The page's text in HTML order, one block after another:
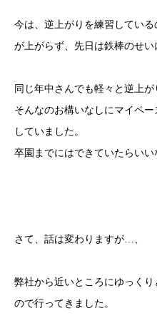
今は、逆上がりを練習してい
が上がらず、先日は鉄棒のせ
同じ年中さんでも軽々と逆上
そんなのお構いなしにマイペ
していました。
卒園までにはできていたらい
さて、話は変わりますが…、
弊社から近いところにゆっく
ので行ってきました。